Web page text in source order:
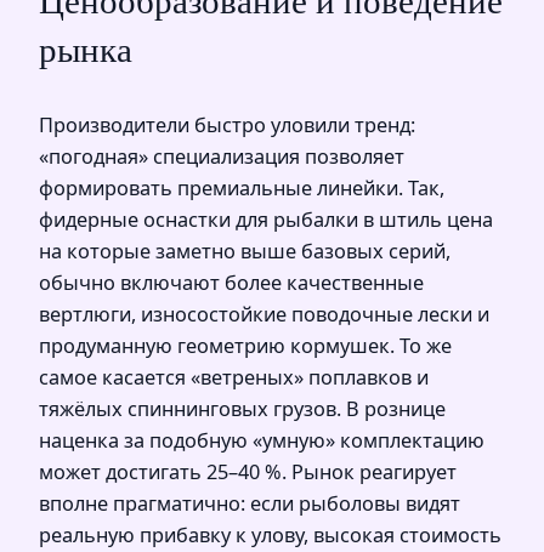
рынка
Производители быстро уловили тренд:
«погодная» специализация позволяет
формировать премиальные линейки. Так,
фидерные оснастки для рыбалки в штиль цена
на которые заметно выше базовых серий,
обычно включают более качественные
вертлюги, износостойкие поводочные лески и
продуманную геометрию кормушек. То же
самое касается «ветреных» поплавков и
тяжёлых спиннинговых грузов. В рознице
наценка за подобную «умную» комплектацию
может достигать 25–40 %. Рынок реагирует
вполне прагматично: если рыболовы видят
реальную прибавку к улову, высокая стоимость